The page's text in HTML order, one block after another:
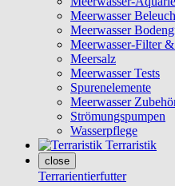
Meerwasser
Meerwasser
Meerwasser-Filter
Meersalz
Meerwasser Tests
Spurenelemente
Meerwasser
Strömungspumpen
Wasserpflege
Terraristik
close
Terrarientierfutter